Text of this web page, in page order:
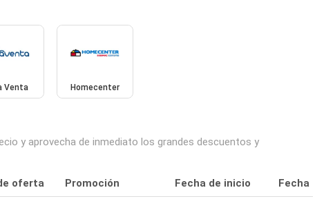
Venta Homecenter
y aprovecha de inmediato los grandes descuentos y
oferta Promoción Fecha de inicio Fecha final